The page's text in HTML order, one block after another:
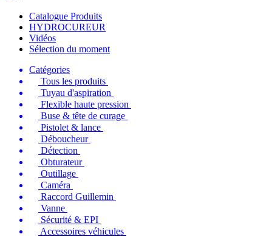
Catalogue Produits
HYDROCUREUR
Vidéos
Sélection du moment
Catégories
Tous les produits
Tuyau d'aspiration
Flexible haute pression
Buse & tête de curage
Pistolet & lance
Déboucheur
Détection
Obturateur
Outillage
Caméra
Raccord Guillemin
Vanne
Sécurité & EPI
Accessoires véhicules